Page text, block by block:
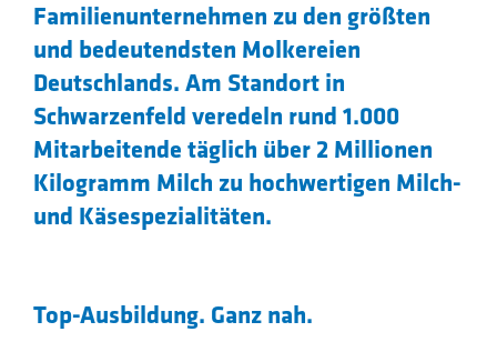
Familienunternehmen zu den größten
und bedeutendsten Molkereien
Deutschlands. Am Standort in
Schwarzenfeld veredeln rund 1.000
Mitarbeitende täglich über 2 Millionen
Kilogramm Milch zu hochwertigen Milch-
und Käsespezialitäten.
Top-Ausbildung. Ganz nah.